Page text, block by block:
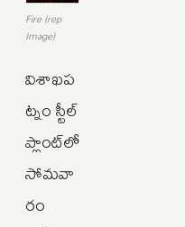
Fire (rep
Image)
విశాఖప
ట్నం స్టీల్‌
ప్లాంట్‌లో
సోమవా
రం